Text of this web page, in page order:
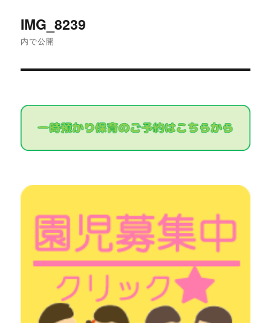
稿
ゲ
ョ
ン
IMG_8239
内で公開